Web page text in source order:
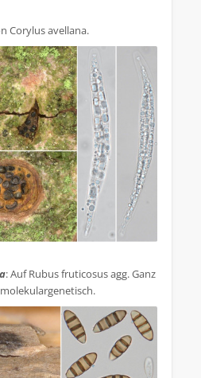
Corylus avellana.
: Auf Rubus fruticosus agg. Ganz